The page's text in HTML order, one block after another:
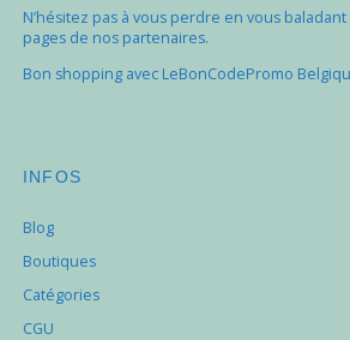
N’hésitez pas à vous perdre en vous
pages de nos partenaires.
Bon shopping avec LeBonCodePromo
INFOS
Blog
Boutiques
Catégories
CGU